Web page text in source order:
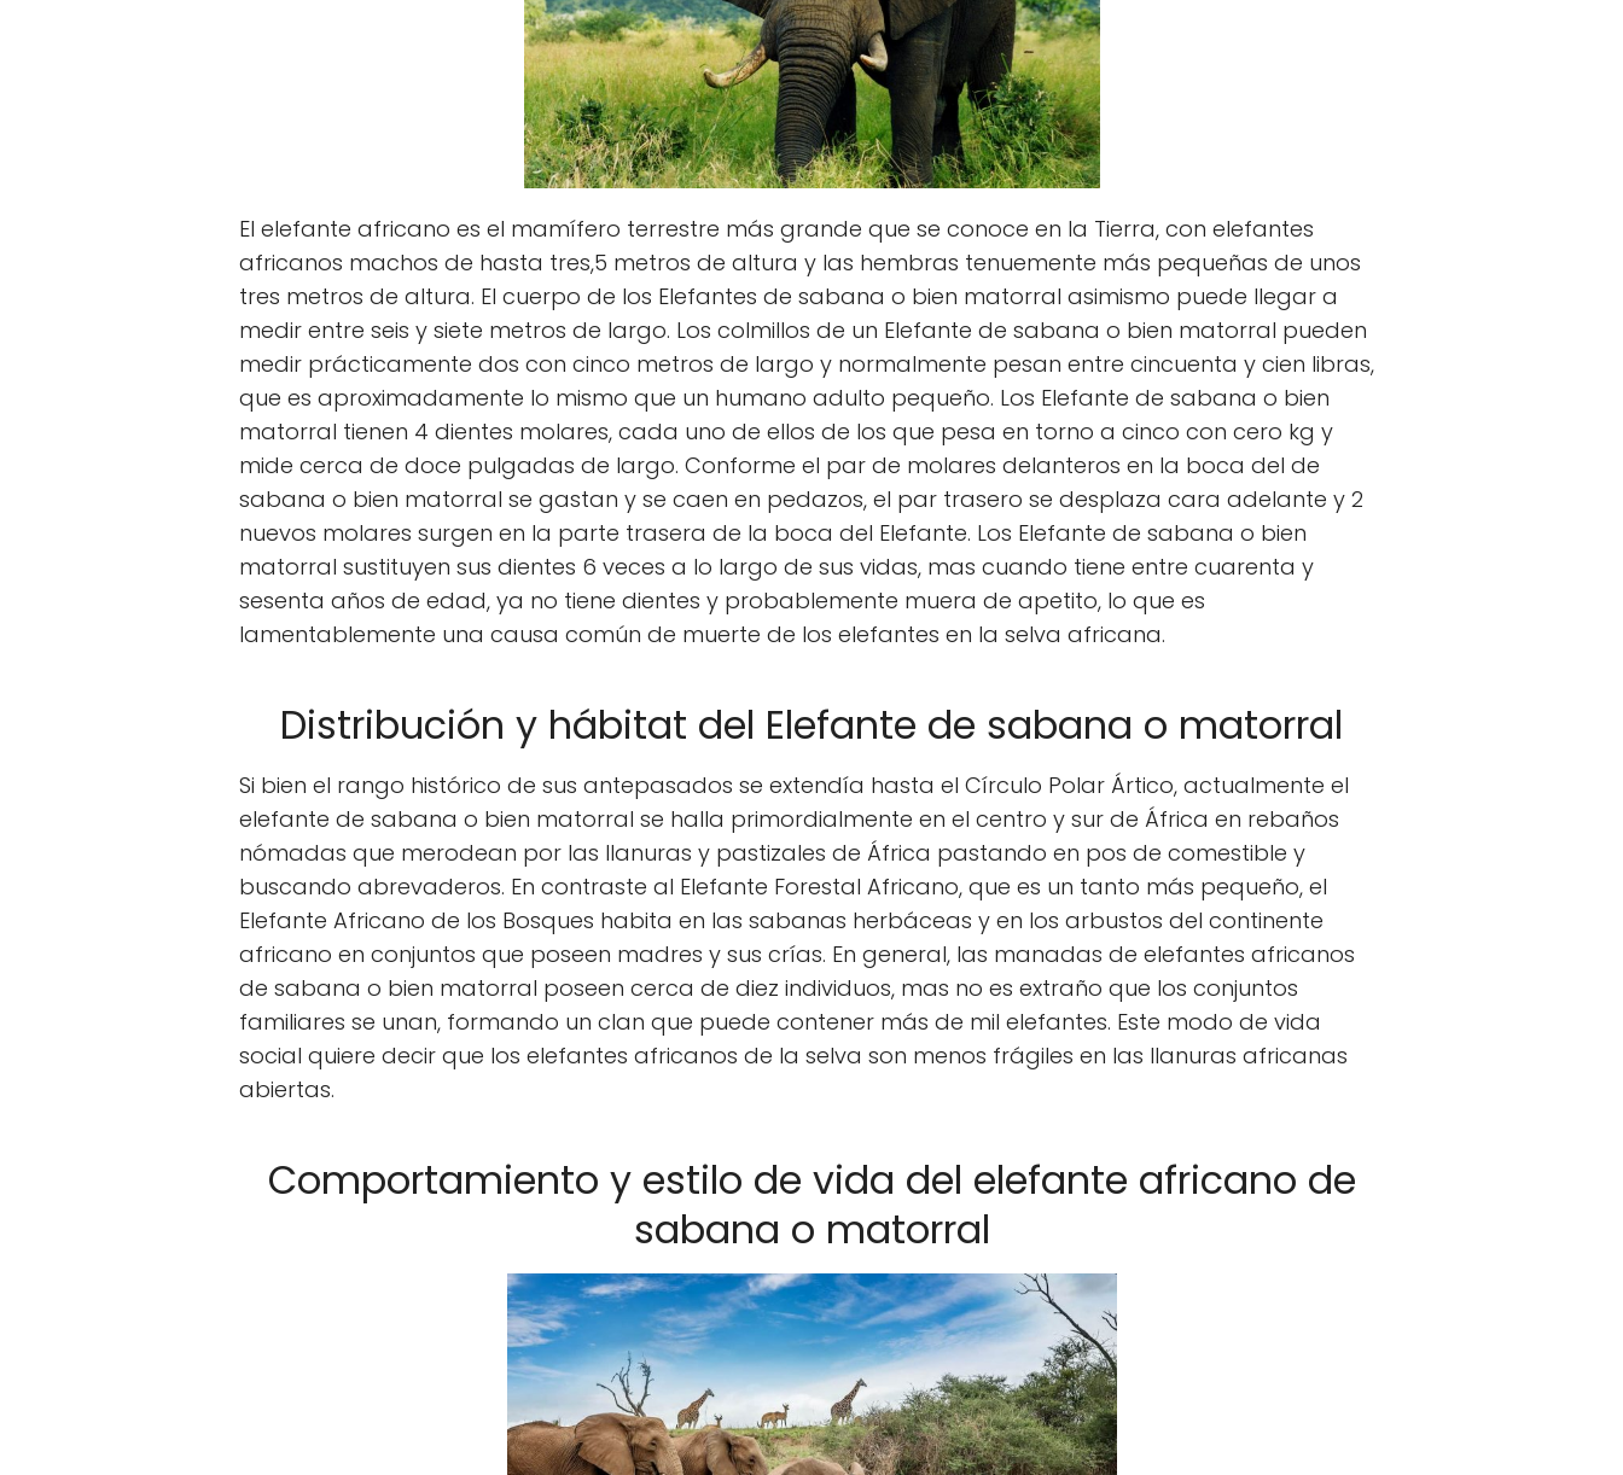
El elefante africano es el mamífero terrestre más grande que se conoce en la Tierra, con elefantes
africanos machos de hasta tres,5 metros de altura y las hembras tenuemente más pequeñas de unos
tres metros de altura. El cuerpo de los Elefantes de sabana o bien matorral asimismo puede llegar a
medir entre seis y siete metros de largo. Los colmillos de un Elefante de sabana o bien matorral pueden
medir prácticamente dos con cinco metros de largo y normalmente pesan entre cincuenta y cien libras,
que es aproximadamente lo mismo que un humano adulto pequeño. Los Elefante de sabana o bien
matorral tienen 4 dientes molares, cada uno de ellos de los que pesa en torno a cinco con cero kg y
mide cerca de doce pulgadas de largo. Conforme el par de molares delanteros en la boca del de
sabana o bien matorral se gastan y se caen en pedazos, el par trasero se desplaza cara adelante y 2
nuevos molares surgen en la parte trasera de la boca del Elefante. Los Elefante de sabana o bien
matorral sustituyen sus dientes 6 veces a lo largo de sus vidas, mas cuando tiene entre cuarenta y
sesenta años de edad, ya no tiene dientes y probablemente muera de apetito, lo que es
lamentablemente una causa común de muerte de los elefantes en la selva africana.
Distribución y hábitat del Elefante de sabana o matorral
Si bien el rango histórico de sus antepasados se extendía hasta el Círculo Polar Ártico, actualmente el
elefante de sabana o bien matorral se halla primordialmente en el centro y sur de África en rebaños
nómadas que merodean por las llanuras y pastizales de África pastando en pos de comestible y
buscando abrevaderos. En contraste al Elefante Forestal Africano, que es un tanto más pequeño, el
Elefante Africano de los Bosques habita en las sabanas herbáceas y en los arbustos del continente
africano en conjuntos que poseen madres y sus crías. En general, las manadas de elefantes africanos
de sabana o bien matorral poseen cerca de diez individuos, mas no es extraño que los conjuntos
familiares se unan, formando un clan que puede contener más de mil elefantes. Este modo de vida
social quiere decir que los elefantes africanos de la selva son menos frágiles en las llanuras africanas
abiertas.
Comportamiento y estilo de vida del elefante africano de
sabana o matorral